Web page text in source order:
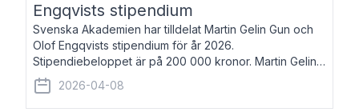
Engqvists stipendium
Svenska Akademien har tilldelat Martin Gelin Gun och
Olof Engqvists stipendium för år 2026.
Stipendiebeloppet är på 200 000 kronor. Martin Gelin,
född 1978, är journalist och författare. Han lever
numera i Paris men var under många år bosat
2026-04-08